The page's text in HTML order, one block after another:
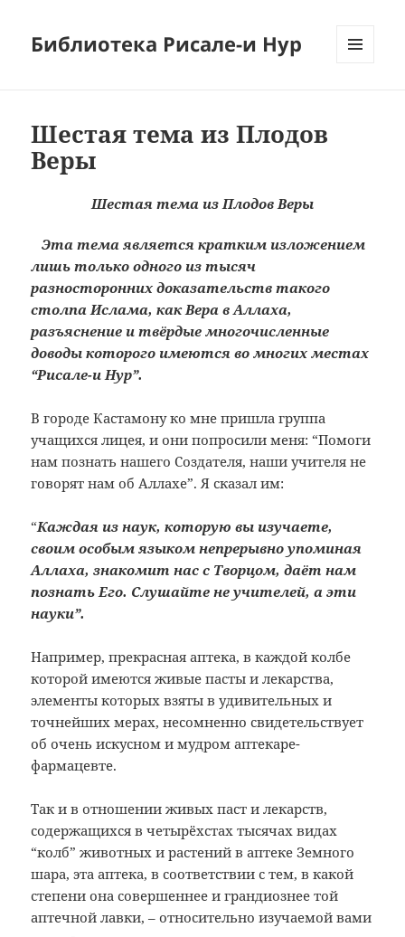
Библиотека Рисале-и Нур
Шестая тема из Плодов
Веры
Шестая тема из Плодов Веры
Эта тема является кратким изложением
лишь только одного из тысяч
разносторонних доказательств такого
столпа Ислама, как Вера в Аллаха,
разъяснение и твёрдые многочисленные
доводы которого имеются во многих местах
“Рисале-и Нур”.
В городе Кастамону ко мне пришла группа
учащихся лицея, и они попросили меня: “Помоги
нам познать нашего Создателя, наши учителя не
говорят нам об Аллахе”. Я сказал им:
“Каждая из наук, которую вы изучаете,
своим особым языком непрерывно упоминая
Аллаха, знакомит нас с Творцом, даёт нам
познать Его. Слушайте не учителей, а эти
науки”.
Например, прекрасная аптека, в каждой колбе
которой имеются живые пасты и лекарства,
элементы которых взяты в удивительных и
точнейших мерах, несомненно свидетельствует
об очень искусном и мудром аптекаре-
фармацевте.
Так и в отношении живых паст и лекарств,
содержащихся в четырёхстах тысячах видах
“колб” животных и растений в аптеке Земного
шара, эта аптека, в соответствии с тем, в какой
степени она совершеннее и грандиознее той
аптечной лавки, – относительно изучаемой вами